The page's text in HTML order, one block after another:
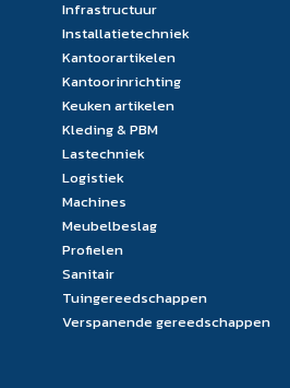
Infrastructuur
Installatietechniek
Kantoorartikelen
Kantoorinrichting
Keuken artikelen
Kleding & PBM
Lastechniek
Logistiek
Machines
Meubelbeslag
Profielen
Sanitair
Tuingereedschappen
Verspanende gereedschappen